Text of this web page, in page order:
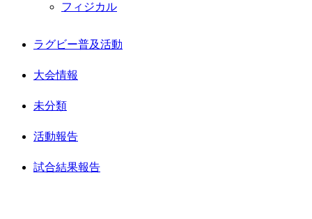
フィジカル
ラグビー普及活動
大会情報
未分類
活動報告
試合結果報告